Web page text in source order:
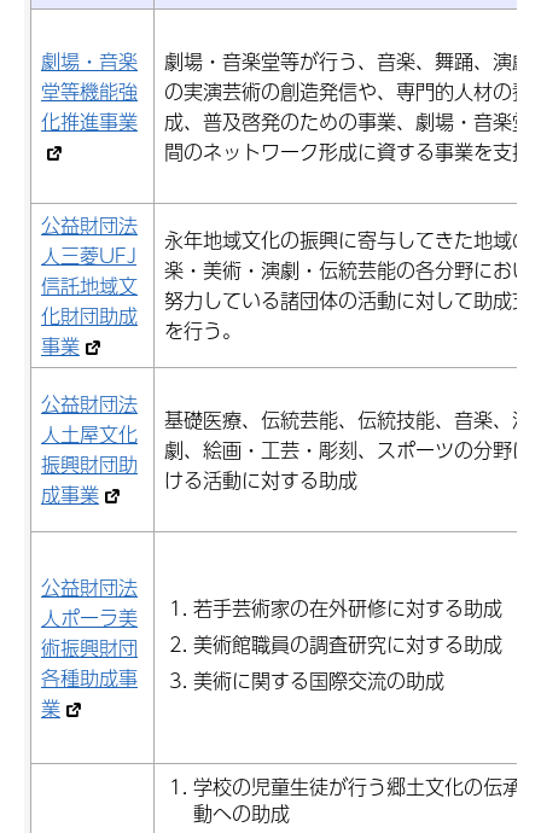
劇場・音楽
堂等機能強
化推進事業
劇場・音楽堂等が行う、音楽、舞踊、演劇
の実演芸術の創造発信や、専門的人材の養
成、普及啓発のための事業、劇場・音楽堂
間のネットワーク形成に資する事業を支援
公益財団法
人三菱UFJ
信託地域文
化財団助成
事業
永年地域文化の振興に寄与してきた地域の
楽・美術・演劇・伝統芸能の各分野におい
努力している諸団体の活動に対して助成支
を行う。
公益財団法
人土屋文化
振興財団助
成事業
基礎医療、伝統芸能、伝統技能、音楽、演
劇、絵画・工芸・彫刻、スポーツの分野に
ける活動に対する助成
公益財団法
人ポーラ美
術振興財団
各種助成事
業
若手芸術家の在外研修に対する助成
美術館職員の調査研究に対する助成
美術に関する国際交流の助成
学校の児童生徒が行う郷土文化の伝承活
動への助成